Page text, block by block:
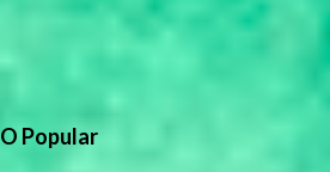
O Popular